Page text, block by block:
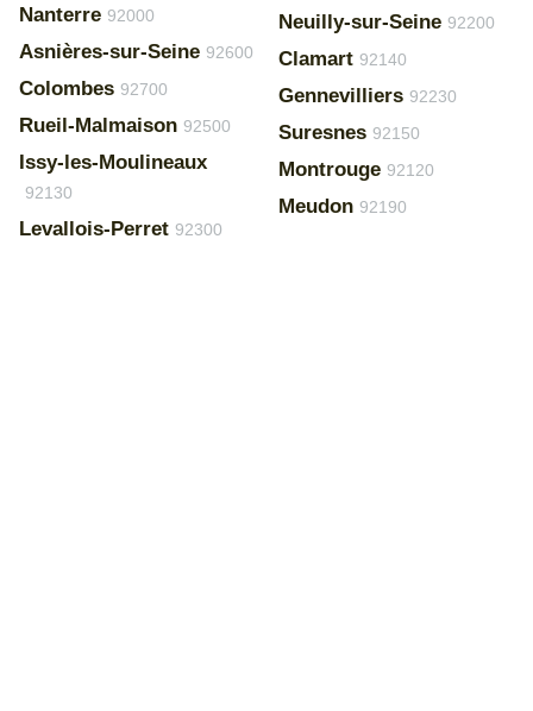
Nanterre 92000
Asnières-sur-Seine 92600
Colombes 92700
Rueil-Malmaison 92500
Issy-les-Moulineaux
92130
Levallois-Perret 92300
Neuilly-sur-Seine 92200
Clamart 92140
Gennevilliers 92230
Suresnes 92150
Montrouge 92120
Meudon 92190